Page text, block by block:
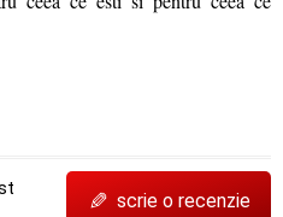
✎ scrie o recenzie